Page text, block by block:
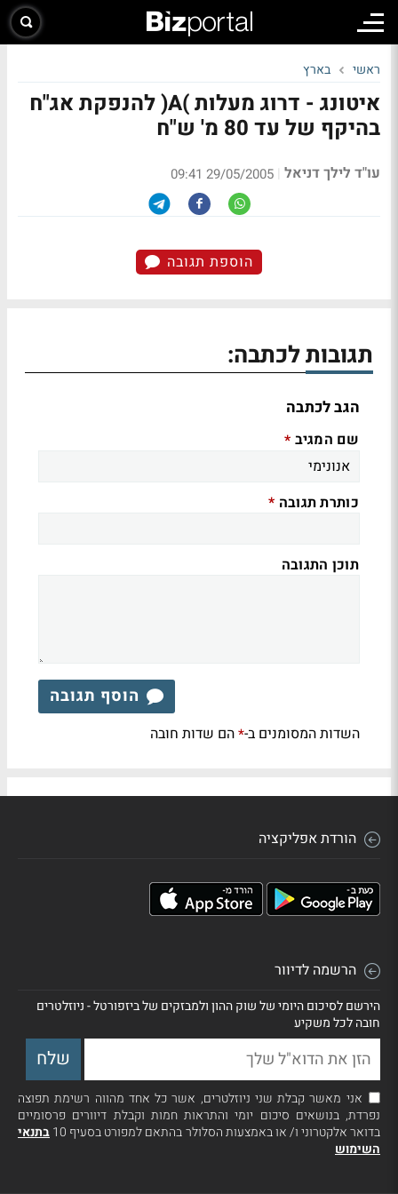
ראשי בארץ
איטונג - דרוג מעלות )A( להנפקת אג"ח
בהיקף של עד 80 מ' ש"ח
עו"ד לילך דניאל |
29/05/2005 09:41
הוספת תגובה
תגובות לכתבה:
הגב לכתבה
שם המגיב *
כותרת תגובה *
תוכן התגובה
הוסף תגובה
השדות המסומנים ב-*הם שדות חובה
הורדת אפליקציה
הרשמה לדיוור
הירשם לסיכום היומי של שוק ההון ולמבזקים של ביזפורטל - ניוזלטרים
חובה לכל משקיע
אני מאשר קבלת שני ניוזלטרים, אשר כל אחד מהווה רשימת תפוצה
נפרדת, בנושאים סיכום יומי והתראות חמות וקבלת דיוורים פרסומיים
בדואר אלקטרוני ו/ או באמצעות הסלולר בהתאם למפורט בסעיף 10
בתנאי
השימוש